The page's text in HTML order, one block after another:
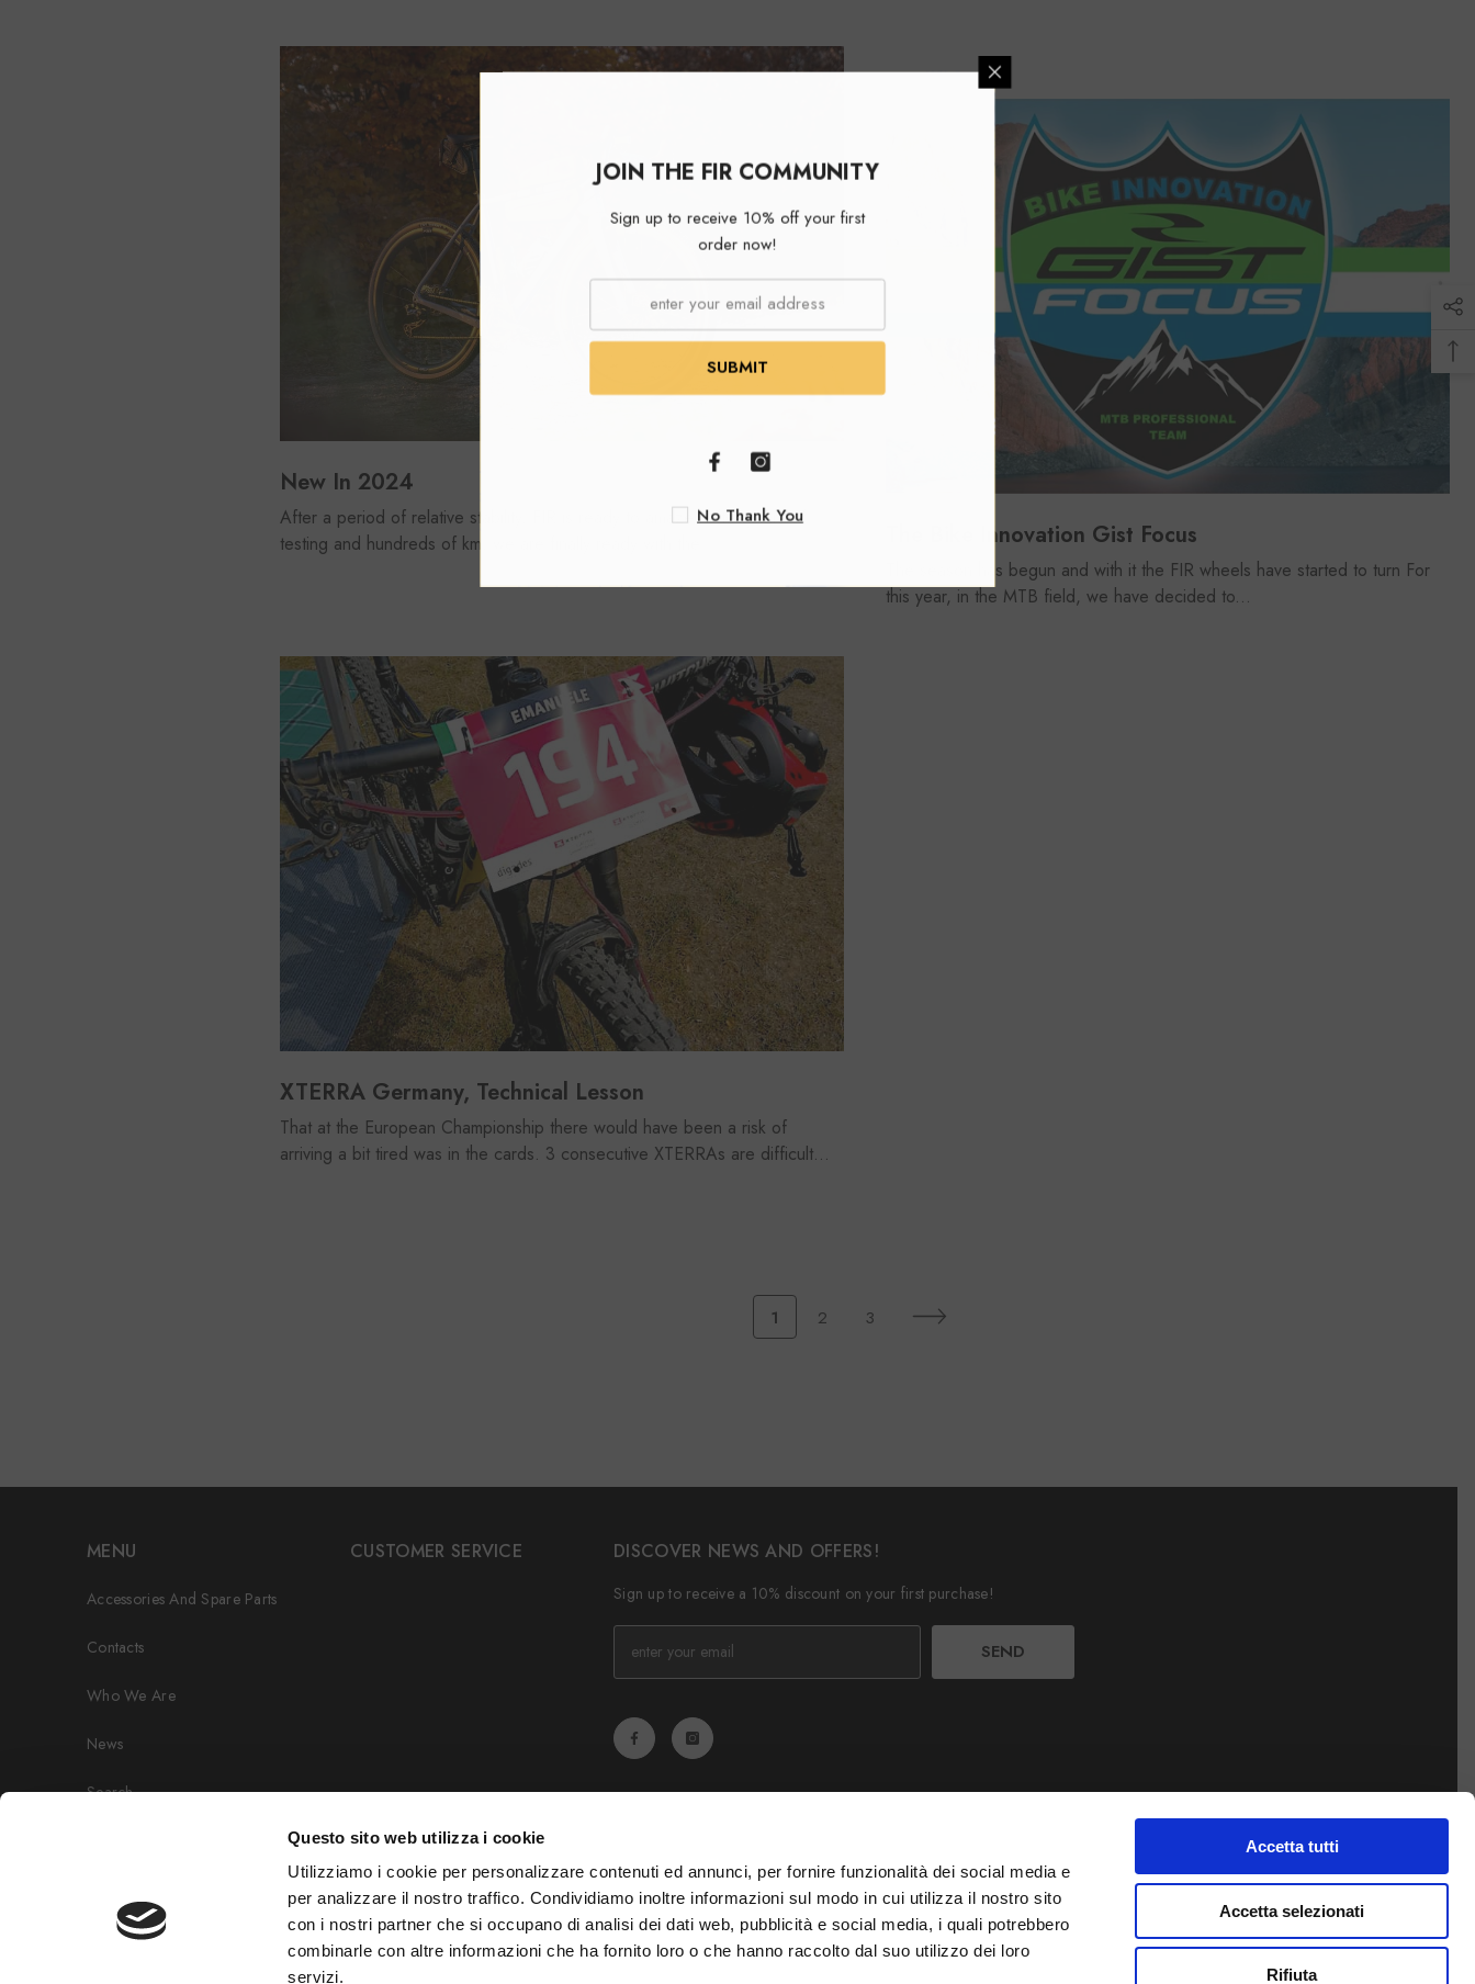
Questo sito web utilizza i cookie
Utilizziamo i cookie per personalizzare contenuti ed annunci, per fornire funzionalità dei social media e
per analizzare il nostro traffico. Condividiamo inoltre informazioni sul modo in cui utilizza il nostro sito
con i nostri partner che si occupano di analisi dei dati web, pubblicità e social media, i quali potrebbero
combinarle con altre informazioni che ha fornito loro o che hanno raccolto dal suo utilizzo dei loro
servizi.
Accetta tutti
Accetta selezionati
Rifiuta
New In 2024
After a period of relative stability, FIR is ready to amaze. After years of
testing and hundreds of km, we are finally ready with the...
The Bike Innovation Gist Focus
The season has begun and with it the FIR wheels have started to turn For
this year, in the MTB field, we have decided to...
XTERRA Germany, Technical Lesson
That at the European Championship there would have been a risk of
arriving a bit tired was in the cards. 3 consecutive XTERRAs are difficult...
1 2 3
MENU
Accessories And Spare Parts
Contacts
Who We Are
News
Search
CUSTOMER SERVICE DISCOVER NEWS AND OFFERS!
Sign up to receive a 10% discount on your first purchase!
SEND
JOIN THE FIR COMMUNITY
Sign up to receive 10% off your first
order now!